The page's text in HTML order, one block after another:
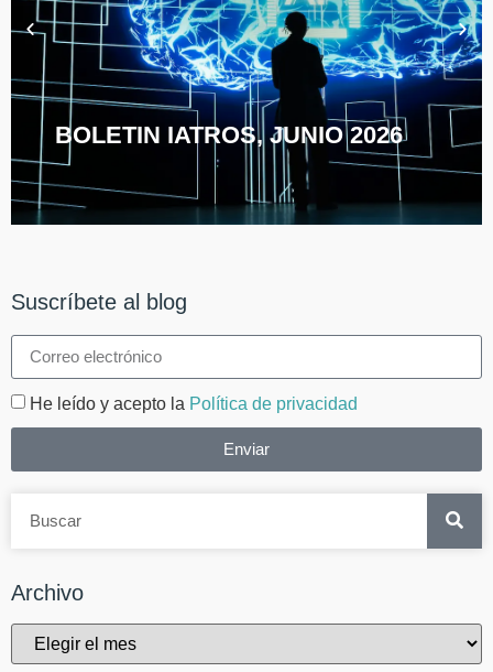
BOLETIN IATROS, JUNIO 2026
Suscríbete al blog
He leído y acepto la Política de privacidad
Enviar
Archivo